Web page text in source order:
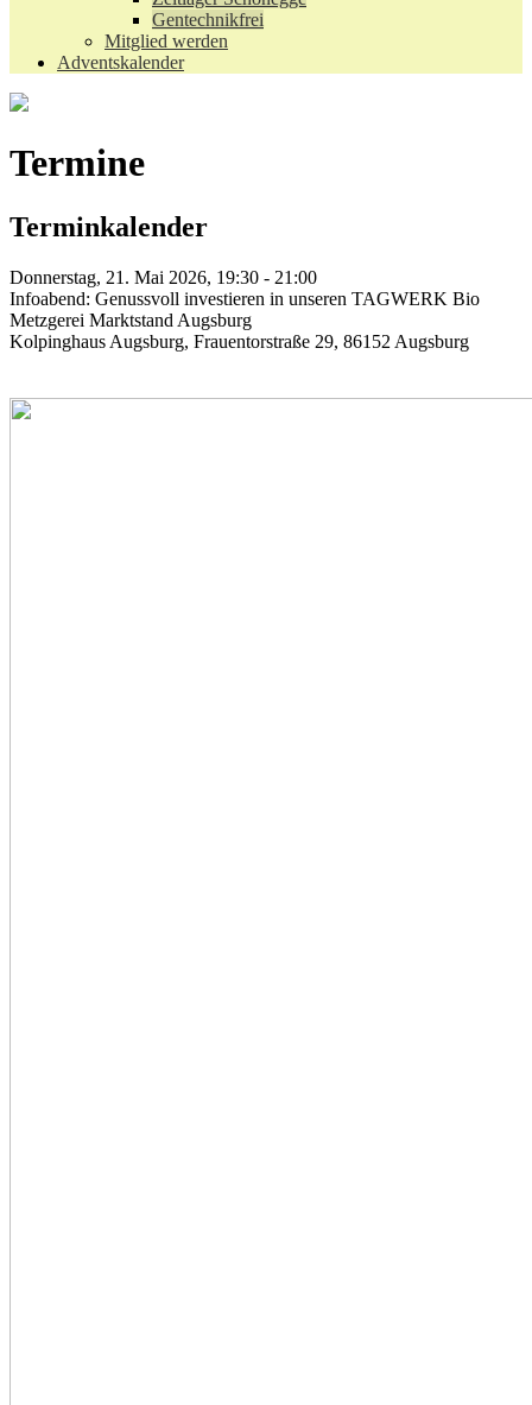
Gentechnikfrei
Mitglied werden
Adventskalender
Termine
Terminkalender
Donnerstag, 21. Mai 2026, 19:30 - 21:00
Infoabend: Genussvoll investieren in unseren TAGWERK Bio
Metzgerei Marktstand Augsburg
Kolpinghaus Augsburg, Frauentorstraße 29, 86152 Augsburg